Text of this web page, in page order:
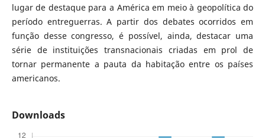
lugar de destaque para a América em meio à geopolítica do
período entreguerras. A partir dos debates ocorridos em
função desse congresso, é possível, ainda, destacar uma
série de instituições transnacionais criadas em prol de
tornar permanente a pauta da habitação entre os países
americanos.
Downloads